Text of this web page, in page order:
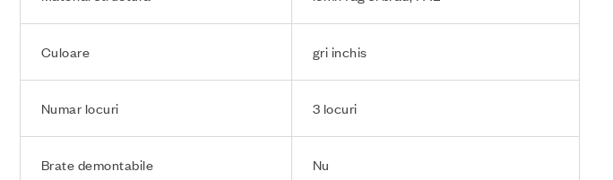
Culoare gri inchis
Numar locuri 3 locuri
Brate demontabile Nu